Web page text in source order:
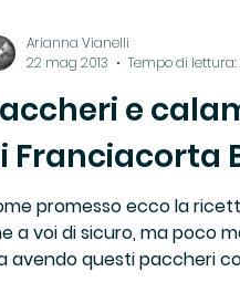
Satèn Locali
Ricette del Territorio
e
Franciacorta
promesso ecco la
a voi di sicuro, ma poco
avendo questi paccheri
Arianna Vianelli
22 mag 2013
Tempo di